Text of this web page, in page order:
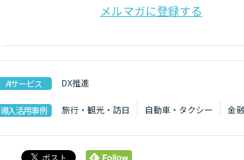
メルマガに登録する
AIサービス DX推進
導入活用事例 旅行・観光・訪日 自動車・タクシー 金